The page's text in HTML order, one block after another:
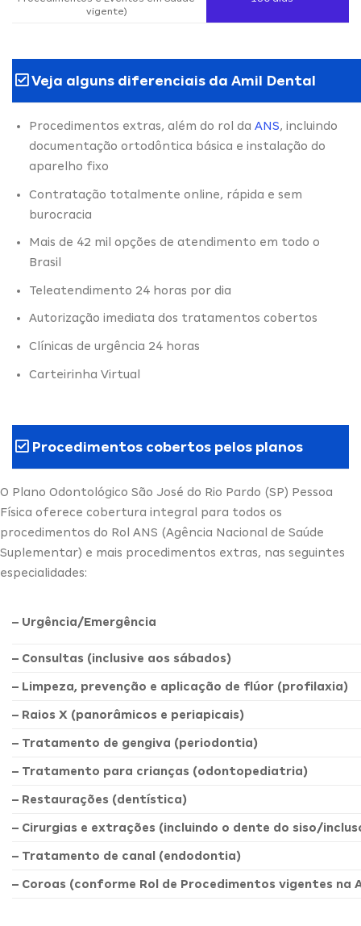
vigente)
Veja alguns diferenciais da Amil Dental
Procedimentos extras, além do rol da ANS, incluindo
documentação ortodôntica básica e instalação do
aparelho fixo
Contratação totalmente online, rápida e sem
burocracia
Mais de 42 mil opções de atendimento em todo o
Brasil
Teleatendimento 24 horas por dia
Autorização imediata dos tratamentos cobertos
Clínicas de urgência 24 horas
Carteirinha Virtual
Procedimentos cobertos pelos planos
O Plano Odontológico São José do Rio Pardo (SP) Pessoa
Física oferece cobertura integral para todos os
procedimentos do Rol ANS (Agência Nacional de Saúde
Suplementar) e mais procedimentos extras, nas seguintes
especialidades:
– Urgência/Emergência
– Consultas (inclusive aos sábados)
– Limpeza, prevenção e aplicação de flúor (profilaxia)
– Raios X (panorâmicos e periapicais)
– Tratamento de gengiva (periodontia)
– Tratamento para crianças (odontopediatria)
– Restaurações (dentística)
– Cirurgias e extrações (incluindo o dente do siso/
– Tratamento de canal (endodontia)
– Coroas (conforme Rol de Procedimentos vigentes na